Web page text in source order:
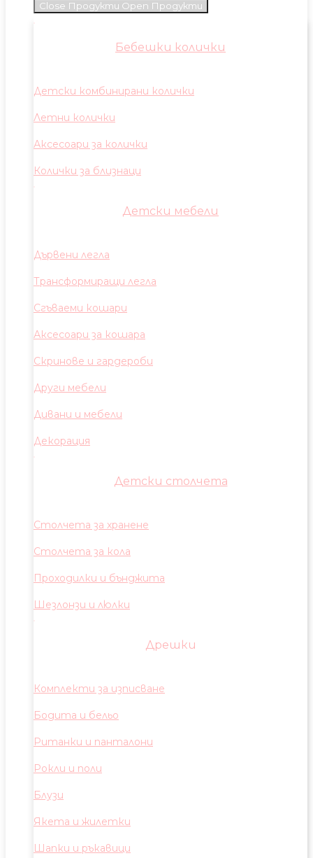
Close Продукти Open Продукти
Бебешки колички
Детски комбинирани колички
Летни колички
Аксесоари за колички
Колички за близнаци
Детски мебели
Дървени легла
Трансформиращи легла
Сгъваеми кошари
Аксесоари за кошара
Скринове и гардероби
Други мебели
Дивани и мебели
Декорация
Детски столчета
Столчета за хранене
Столчета за кола
Проходилки и бънджита
Шезлонзи и люлки
Дрешки
Комплекти за изписване
Бодита и бельо
Ританки и панталони
Рокли и поли
Блузи
Якета и жилетки
Шапки и ръкавици